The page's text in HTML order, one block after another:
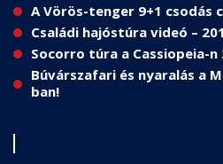
A Vörös-tenger 9+1 csodás
Családi hajóstúra videó –
Socorro túra a Cassiopeia-n
Búvárszafari és nyaralás a
ban!